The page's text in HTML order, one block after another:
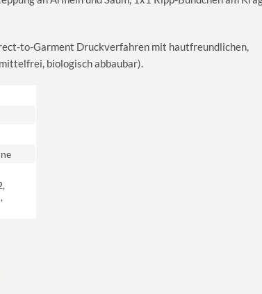
to-Garment Druckverfahren mit hautfreundlichen,
biologisch abbaubar).